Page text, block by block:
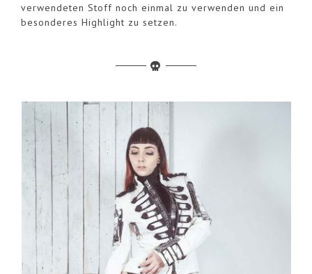
verwendeten Stoff noch einmal zu verwenden und ein
besonderes Highlight zu setzen.